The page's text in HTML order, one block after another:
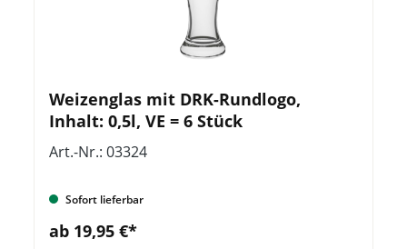
Weizenglas mit DRK-Rundlogo,
Inhalt: 0,5l, VE = 6 Stück
Art.-Nr.: 03324
Sofort lieferbar
ab 19,95 €*